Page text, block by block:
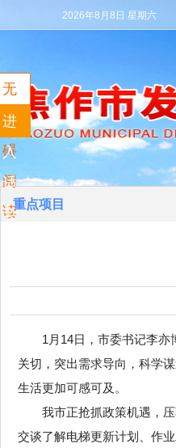
2026年8月8日 星期六
无
障
碍
阅
读
进
入
适
老
重点项目
1月14日，市委书记李
关切，突出需求导向，科学
生活更加可感可及。
我市正抢抓政策机遇，
交谈了解电梯更新计划、作